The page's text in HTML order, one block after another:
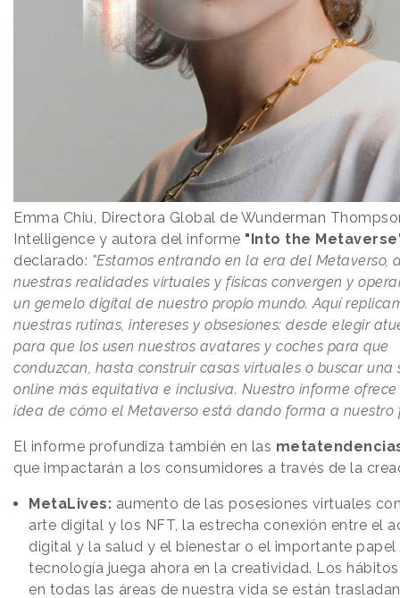
Emma Chiu, Directora Global de Wunderman
Intelligence y autora del informe "Into the
declarado: "Estamos entrando en la era del Metaverso,
nuestras realidades virtuales y físicas convergen y
un gemelo digital de nuestro propio mundo. Aquí
nuestras rutinas, intereses y obsesiones: desde elegir
para que los usen nuestros avatares y coches para que
conduzcan, hasta construir casas virtuales o buscar una
online más equitativa e inclusiva. Nuestro informe
idea de cómo el Metaverso está dando forma a nuestro
El informe profundiza también en las
que impactarán a los consumidores a través de la
MetaLives: aumento de las posesiones virtuales
arte digital y los NFT, la estrecha conexión entre el
digital y la salud y el bienestar o el importante papel
tecnología juega ahora en la creatividad. Los
en todas las áreas de nuestra vida se están